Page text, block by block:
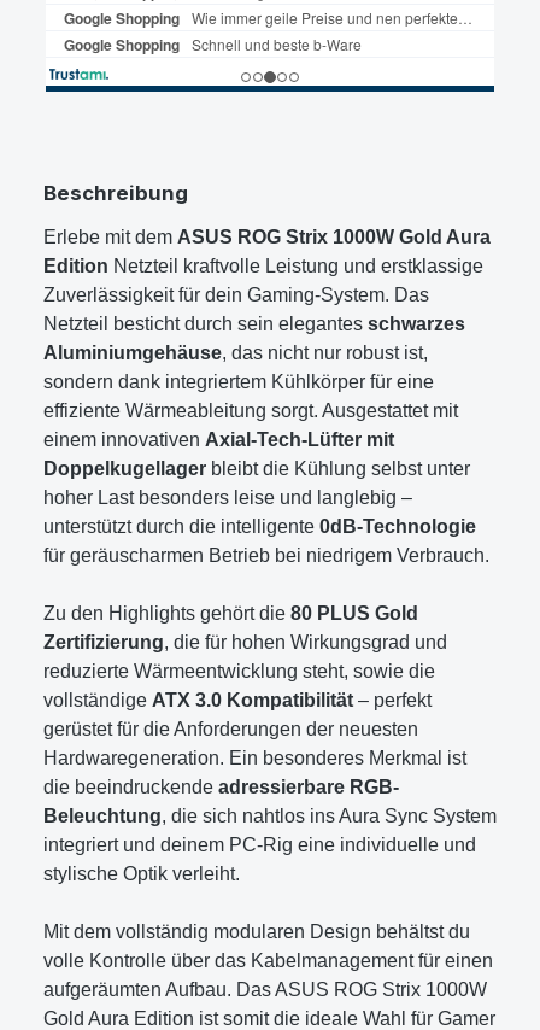
Beschreibung
Erlebe mit dem ASUS ROG Strix 1000W Gold Aura
Edition Netzteil kraftvolle Leistung und erstklassige
Zuverlässigkeit für dein Gaming-System. Das
Netzteil besticht durch sein elegantes schwarzes
Aluminiumgehäuse, das nicht nur robust ist,
sondern dank integriertem Kühlkörper für eine
effiziente Wärmeableitung sorgt. Ausgestattet mit
einem innovativen Axial-Tech-Lüfter mit
Doppelkugellager bleibt die Kühlung selbst unter
hoher Last besonders leise und langlebig –
unterstützt durch die intelligente 0dB-Technologie
für geräuscharmen Betrieb bei niedrigem Verbrauch.
Zu den Highlights gehört die 80 PLUS Gold
Zertifizierung, die für hohen Wirkungsgrad und
reduzierte Wärmeentwicklung steht, sowie die
vollständige ATX 3.0 Kompatibilität – perfekt
gerüstet für die Anforderungen der neuesten
Hardwaregeneration. Ein besonderes Merkmal ist
die beeindruckende adressierbare RGB-
Beleuchtung, die sich nahtlos ins Aura Sync System
integriert und deinem PC-Rig eine individuelle und
stylische Optik verleiht.
Mit dem vollständig modularen Design behältst du
volle Kontrolle über das Kabelmanagement für einen
aufgeräumten Aufbau. Das ASUS ROG Strix 1000W
Gold Aura Edition ist somit die ideale Wahl für Gamer